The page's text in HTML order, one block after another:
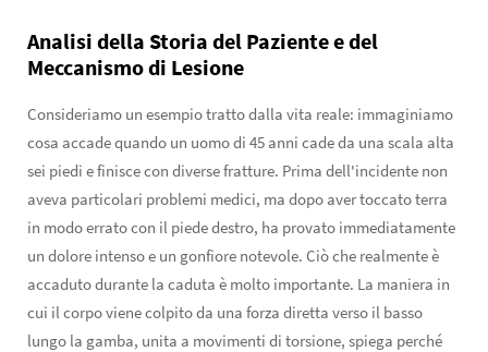
Analisi della Storia del Paziente e del
Meccanismo di Lesione
Consideriamo un esempio tratto dalla vita reale: immaginiamo
cosa accade quando un uomo di 45 anni cade da una scala alta
sei piedi e finisce con diverse fratture. Prima dell'incidente non
aveva particolari problemi medici, ma dopo aver toccato terra
in modo errato con il piede destro, ha provato immediatamente
un dolore intenso e un gonfiore notevole. Ciò che realmente è
accaduto durante la caduta è molto importante. La maniera in
cui il corpo viene colpito da una forza diretta verso il basso
lungo la gamba, unita a movimenti di torsione, spiega perché